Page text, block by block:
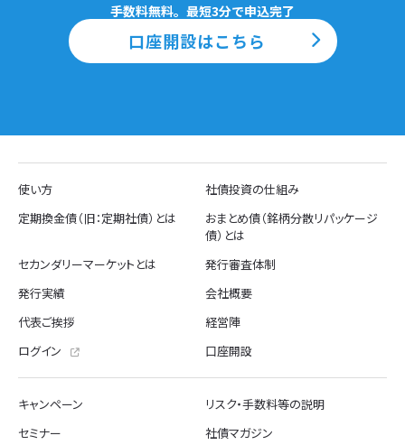
手数料無料。最短3分で申込完了
口座開設はこちら
使い方
社債投資の仕組み
定期換金債（旧：定期社債）とは
おまとめ債（銘柄分散リパッケージ
債）とは
セカンダリーマーケットとは
発行審査体制
発行実績
会社概要
代表ご挨拶
経営陣
ログイン
口座開設
キャンペーン
リスク・手数料等の説明
セミナー
社債マガジン